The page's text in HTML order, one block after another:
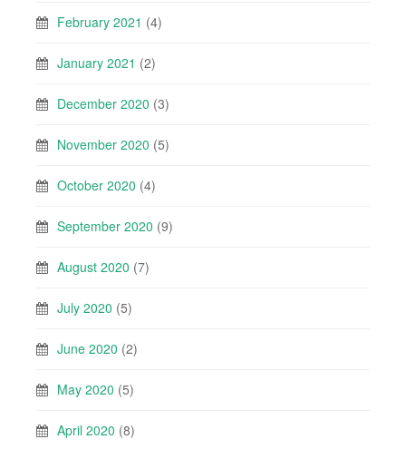
February 2021 (4)
January 2021 (2)
December 2020 (3)
November 2020 (5)
October 2020 (4)
September 2020 (9)
August 2020 (7)
July 2020 (5)
June 2020 (2)
May 2020 (5)
April 2020 (8)